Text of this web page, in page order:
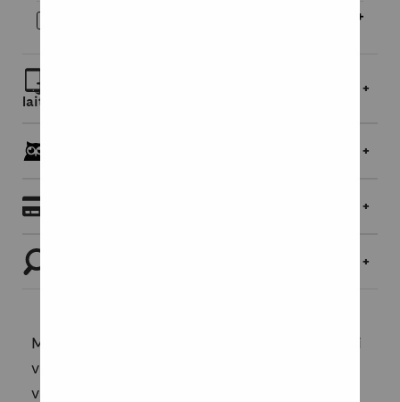
laitteellesi
Marja Kurki lähti vuonna 1955 Atlantin poikki
vaihto-oppilaaksi Yhdysvaltoihin armeijan
vanhalla joukkojenkuljetuslaivalla. Samalla